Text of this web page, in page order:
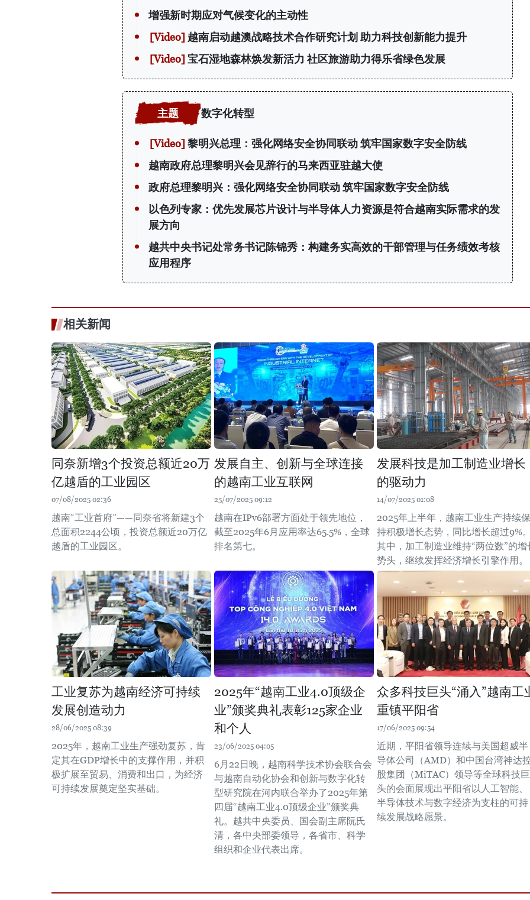
增强新时期应对气候变化的主动性
越南启动越澳战略技术合作研究计划 助力科技创新能力提升
宝石湿地森林焕发新活力 社区旅游助力得乐省绿色发展
数字化转型
黎明兴总理：强化网络安全协同联动 筑牢国家数字安全防线
越南政府总理黎明兴会见辞行的马来西亚驻越大使
政府总理黎明兴：强化网络安全协同联动 筑牢国家数字安全防线
以色列专家：优先发展芯片设计与半导体人力资源是符合越南实际需求的发
展方向
越共中央书记处常务书记陈锦秀：构建务实高效的干部管理与任务绩效考核
应用程序
相关新闻
同奈新增3个投资总额近20万
亿越盾的工业园区
07/08/2025 02:36
越南“工业首府”——同奈省将新建3个
总面积2244公顷，投资总额近20万亿
越盾的工业园区。
发展自主、创新与全球连接
的越南工业互联网
25/07/2025 09:12
越南在IPv6部署方面处于领先地位，
截至2025年6月应用率达65.5%，全球
排名第七。
发展科技是加工制造业增长
的驱动力
14/07/2025 01:08
2025年上半年，越南工业生产持续保
持积极增长态势，同比增长超过9%
其中，加工制造业维持“两位数”的增
势头，继续发挥经济增长引擎作用。
工业复苏为越南经济可持续
发展创造动力
28/06/2025 08:39
2025年，越南工业生产强劲复苏，肯
定其在GDP增长中的支撑作用，并积
极扩展至贸易、消费和出口，为经济
可持续发展奠定坚实基础。
2025年“越南工业4.0顶级企
业”颁奖典礼表彰125家企业
和个人
23/06/2025 04:05
6月22日晚，越南科学技术协会联合会
与越南自动化协会和创新与数字化转
型研究院在河内联合举办了2025年第
四届“越南工业4.0顶级企业”颁奖典
礼。越共中央委员、国会副主席阮氏
清，各中央部委领导，各省市、科学
组织和企业代表出席。
众多科技巨头“涌入”越南工
重镇平阳省
17/06/2025 09:54
近期，平阳省领导连续与美国超威半
导体公司（AMD）和中国台湾神达
股集团（MiTAC）领导等全球科技巨
头的会面展现出平阳省以人工智能、
半导体技术与数字经济为支柱的可持
续发展战略愿景。 ​